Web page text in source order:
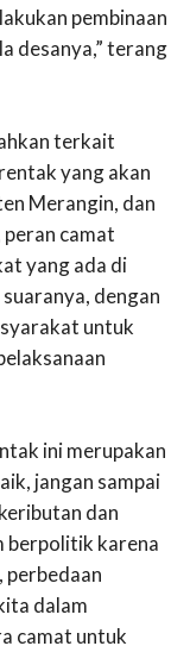
pembinaan
desanya,” terang
terkait
yang akan
Merangin, dan
camat
yang ada di
dengan
untuk
ini merupakan
jangan sampai
dan
berpolitik karena
perbedaan
dalam
camat untuk